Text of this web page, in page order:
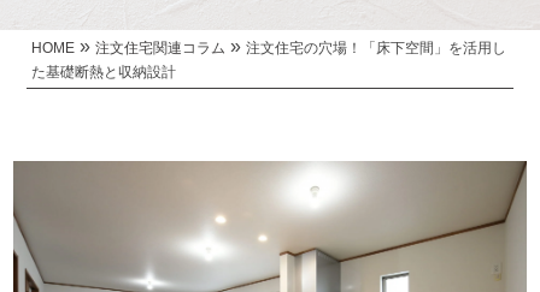
HOME »注文住宅関連コラム »注文住宅の穴場！「床下空間」を活用し
た基礎断熱と収納設計